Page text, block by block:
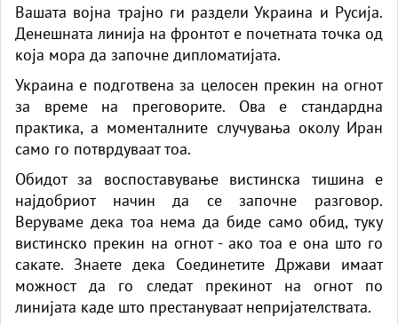
Вашата војна трајно ги раздели Украина и Русија.
Денешната линија на фронтот е почетната точка од
која мора да започне дипломатијата.
Украина е подготвена за целосен прекин на огнот
за време на преговорите. Ова е стандардна
практика, а моменталните случувања околу Иран
само го потврдуваат тоа.
Обидот за воспоставување вистинска тишина е
најдобриот начин да се започне разговор.
Веруваме дека тоа нема да биде само обид, туку
вистинско прекин на огнот - ако тоа е она што го
сакате. Знаете дека Соединетите Држави имаат
можност да го следат прекинот на огнот по
линијата каде што престануваат непријателствата.